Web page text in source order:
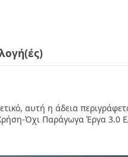
αυτή η άδεια
Όχι Παράγωγα Έργα 3.0